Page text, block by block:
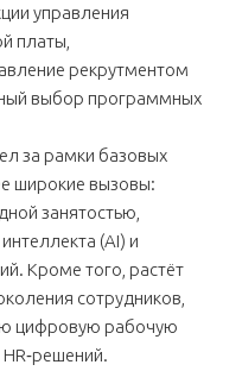
управления
платы,
рекрутментом
выбор программных
за рамки базовых
широкие вызовы:
занятостью,
(AI) и
Кроме того, растёт
сотрудников,
цифровую рабочую